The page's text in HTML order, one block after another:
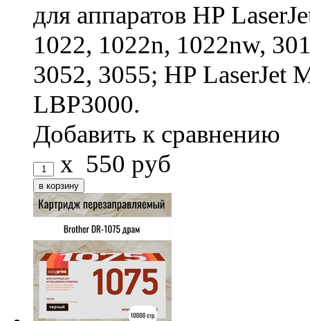
для аппаратов HP
1022, 1022n, 1022nw,
3052, 3055; HP LaserJet
LBP3000.
Добавить к сравнению
x 550 руб